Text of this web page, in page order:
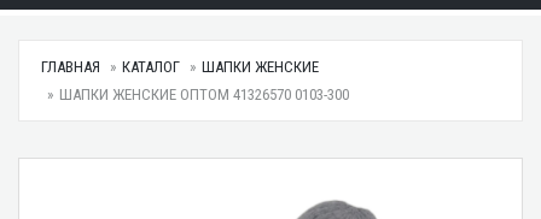
ГЛАВНАЯ КАТАЛОГ
ШАПКИ ЖЕНСКИЕ
ШАПКИ ЖЕНСКИЕ ОПТОМ 41326570 0103-300